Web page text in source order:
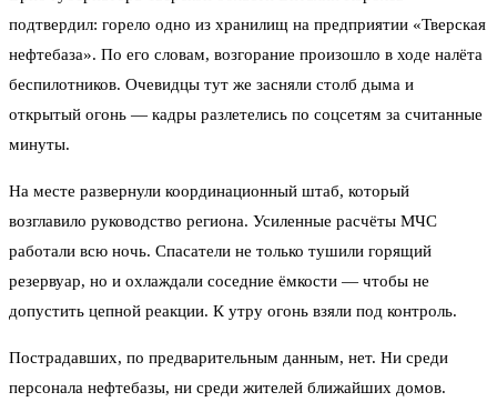
подтвердил: горело одно из хранилищ на предприятии «Тверская
нефтебаза». По его словам, возгорание произошло в ходе налёта
беспилотников. Очевидцы тут же засняли столб дыма и
открытый огонь — кадры разлетелись по соцсетям за считанные
минуты.
На месте развернули координационный штаб, который
возглавило руководство региона. Усиленные расчёты МЧС
работали всю ночь. Спасатели не только тушили горящий
резервуар, но и охлаждали соседние ёмкости — чтобы не
допустить цепной реакции. К утру огонь взяли под контроль.
Пострадавших, по предварительным данным, нет. Ни среди
персонала нефтебазы, ни среди жителей ближайших домов.